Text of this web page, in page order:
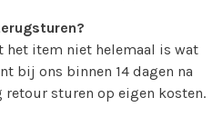
het item niet helemaal is wat
bij ons binnen 14 dagen na
sturen op eigen kosten.